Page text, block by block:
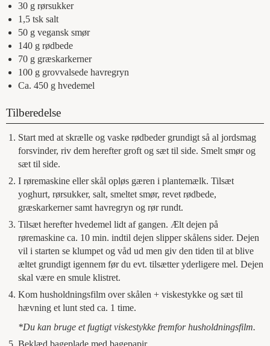
30 g rørsukker
1,5 tsk salt
50 g vegansk smør
140 g rødbede
70 g græskarkerner
100 g grovvalsede havregryn
Ca. 450 g hvedemel
Tilberedelse
Start med at skrælle og vaske rødbeder grundigt så al jordsmag
forsvinder, riv dem herefter groft og sæt til side. Smelt smør og
sæt til side.
I røremaskine eller skål opløs gæren i plantemælk. Tilsæt
yoghurt, rørsukker, salt, smeltet smør, revet rødbede,
græskarkerner samt havregryn og rør rundt.
Tilsæt herefter hvedemel lidt af gangen. Ælt dejen på
røremaskine ca. 10 min. indtil dejen slipper skålens sider. Dejen
vil i starten se klumpet og våd ud men giv den tiden til at blive
æltet grundigt igennem før du evt. tilsætter yderligere mel. Dejen
skal være en smule klistret.
Kom husholdningsfilm over skålen + viskestykke og sæt til
hævning et lunt sted ca. 1 time.
*Du kan bruge et fugtigt viskestykke fremfor husholdningsfilm.